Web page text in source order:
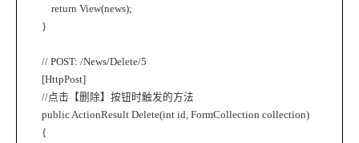
return View(news);
}
// POST: /News/Delete/5
[HttpPost]
//点击【删除】按钮时触发的方法
public ActionResult Delete(int id, FormCollection collection)
{